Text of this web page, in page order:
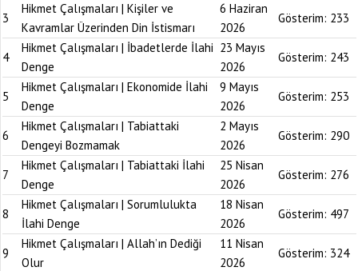
3
Hikmet Çalışmaları | Kişiler ve
Kavramlar Üzerinden Din İstismarı
6 Haziran
2026
Gösterim: 233
4
Hikmet Çalışmaları | İbadetlerde İlahi
Denge
23 Mayıs
2026
Gösterim: 243
5
Hikmet Çalışmaları | Ekonomide İlahi
Denge
9 Mayıs
2026
Gösterim: 253
6
Hikmet Çalışmaları | Tabiattaki
Dengeyi Bozmamak
2 Mayıs
2026
Gösterim: 290
7
Hikmet Çalışmaları | Tabiattaki İlahi
Denge
25 Nisan
2026
Gösterim: 276
8
Hikmet Çalışmaları | Sorumlulukta
İlahi Denge
18 Nisan
2026
Gösterim: 497
9
Hikmet Çalışmaları | Allah’ın Dediği
Olur
11 Nisan
2026
Gösterim: 324